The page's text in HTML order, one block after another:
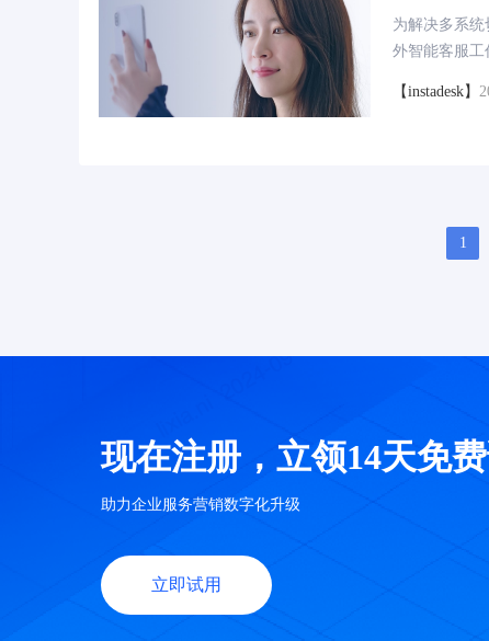
为解决多系
外智能客服工
块，实现了
所有操作，
【instadesk】
1
现在注册，立领14天免
助力企业服务营销数字化升级
立即试用